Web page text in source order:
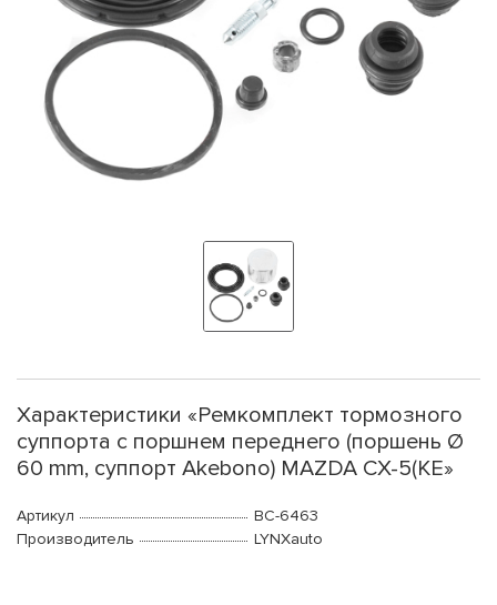
Характеристики «Ремкомплект тормозного
суппорта с поршнем переднего (поршень Ø
60 mm, суппорт Akebono) MAZDA CX-5(KE»
Артикул
BC-6463
Производитель
LYNXauto